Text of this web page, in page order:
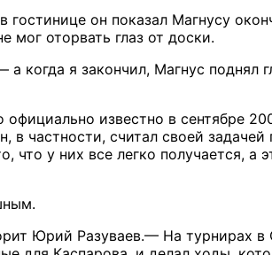
он показал Магнусу
мог оторвать глаз от доски.
я закончил, Магнус поднял
известно в сентябре
частности, считал своей
у них все легко получается, а
Юрий Разуваев.— На турнирах в